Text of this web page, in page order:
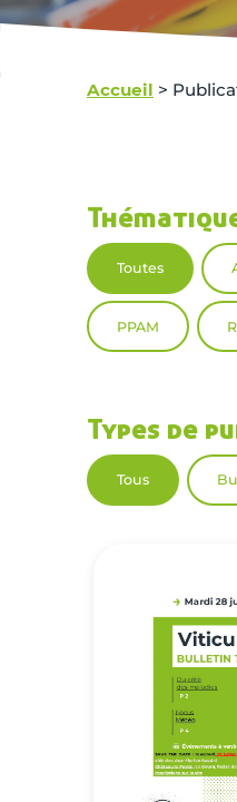
Accueil >
Toutes
PPAM
Types de
Tous